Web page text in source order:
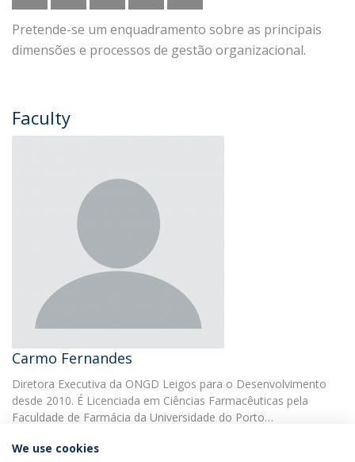
Pretende-se um enquadramento sobre as principais
dimensões e processos de gestão organizacional.
Faculty
Carmo Fernandes
Diretora Executiva da ONGD Leigos para o Desenvolvimento
desde 2010. É Licenciada em Ciências Farmacêuticas pela
Faculdade de Farmácia da Universidade do Porto…
We use cookies